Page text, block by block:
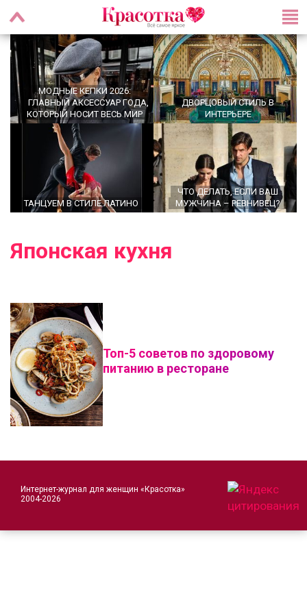
МОДНЫЕ КЕПКИ 2026:
ГЛАВНЫЙ АКСЕССУАР ГОДА,
КОТОРЫЙ НОСИТ ВЕСЬ МИР
ДВОРЦОВЫЙ СТИЛЬ В
ИНТЕРЬЕРЕ
ТАНЦУЕМ В СТИЛЕ ЛАТИНО
ЧТО ДЕЛАТЬ, ЕСЛИ ВАШ
МУЖЧИНА – РЕВНИВЕЦ?
Японская кухня
Топ-5 советов по здоровому
питанию в ресторане
Интернет-журнал для женщин «Красотка»
2004-2026